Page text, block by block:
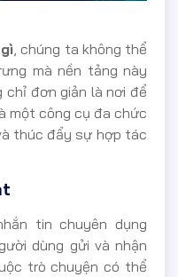
, chúng ta không thể
mà nền tảng này
chỉ đơn giản là nơi để
một công cụ đa chức
thúc đẩy sự hợp tác
tin chuyên dụng
dùng gửi và nhận
trò chuyện có thể